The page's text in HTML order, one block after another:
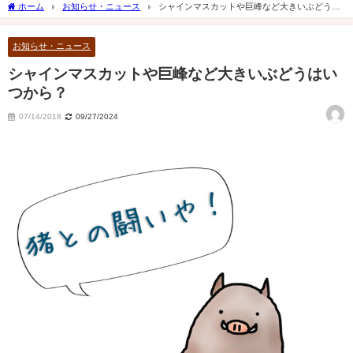
ホーム お知らせ・ニュース
シャインマスカットや巨峰など大きいぶどうは
お知らせ・ニュース
シャインマスカットや巨峰など大きいぶどうはい
つから？
07/14/2018 09/27/2024